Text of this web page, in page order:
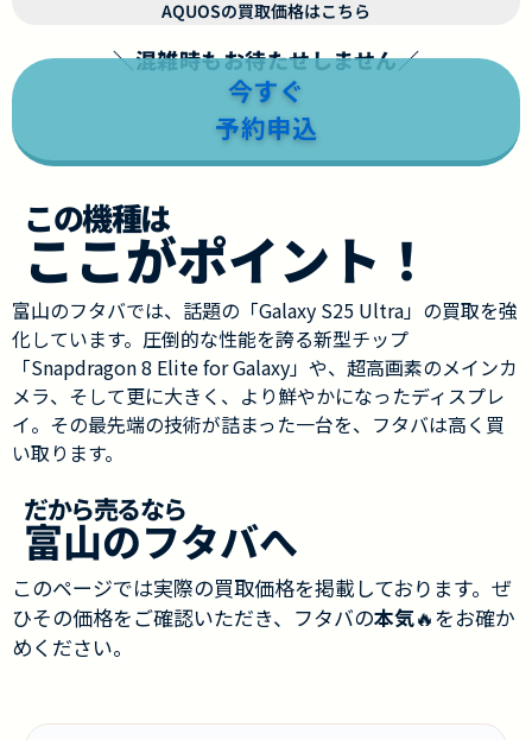
AQUOSの買取価格はこちら
＼混雑時もお待たせしません／
今すぐ
予約申込
この機種は
ここがポイント！
富山のフタバでは、話題の「Galaxy S25 Ultra」の買取を強
化しています。圧倒的な性能を誇る新型チップ
「Snapdragon 8 Elite for Galaxy」や、超高画素のメインカ
メラ、そして更に大きく、より鮮やかになったディスプレ
イ。その最先端の技術が詰まった一台を、フタバは高く買
い取ります。
だから売るなら
富山のフタバへ
このページでは実際の買取価格を掲載しております。ぜ
ひその価格をご確認いただき、フタバの本気🔥をお確か
めください。